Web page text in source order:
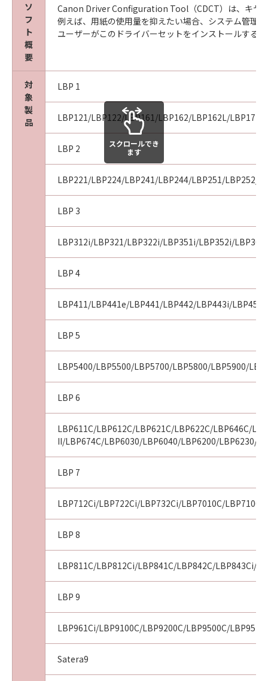
関する警告ウィンドウが表示されることを承諾
するものとします。
９．契約期間
(1) 本契約書は、お客様が、『同意』を示す下
記のボタンをクリックした時点、または「本ソ
フトウェア」を使用した時点で発効し、下記(2)
または(3)により終了されるまで有効に存続しま
す。
(2) お客様は、「本ソフトウェア」およびその
複製物のすべてを廃棄および消去することによ
(3) お客様が本契約書のいずれかの条項に違反
した場合、本契約書は直ちに終了します。
(4) お客様は、上記(3)によって本契約書が終了
した場合、速やかに、「本ソフトウェア」およ
びその複製物のすべてを廃棄または消去するも
のとします。
(5) 上記にかかわらず、本契約書第2条、第4条
から第7条まで、第8条第4項および第10条の規
定は、本契約書の終了後も効力を有します。
10．U.S. GOVERNMENT RESTRICTED RIGHTS
NOTICE
関また団体を意味します。もしお客様が米国政
府エンドユーザーである場合、以下の規定が適
用されます：The SOFTWARE is a "commercial
item," as that term is defined at 48 C.F.R.
2.101 (Oct 1995), consisting of "commercial
computer software" and "commercial
computer software documentation," as such
terms are used in 48 C.F.R. 12.212 (Sept 1995).
Consistent with 48 C.F.R. 12.212 and 48 C.F.R.
227.7202-1 through 227.7202-4 (June 1995),
all U.S. Government End Users shall acquire
the SOFTWARE with only those rights set
Shimomaruko 3-chome, Ohta-ku, Tokyo 146-
8501, Japan.
本契約書中で定義される「本ソフトウェア」を
意味し、指し示すものとします。
11．分離可能性
本契約書のいずれかの条項またはその一部が法
律により無効であると決定された場合でも、そ
ソ
フ
ト
概
要
Canon Driver Configuration Tool（CDCT）は、キヤ
例えば、用紙の使用量を抑えたい場合、システム管理
ユーザーがこのドライバーセットをインストールする
対
象
製
品
LBP 1
LBP121/LBP122/LBP161/LBP162/LBP162L/
LBP 2
LBP221/LBP224/LBP241/LBP244/LBP251/LBP252/
LBP 3
LBP312i/LBP321/LBP322i/LBP351i/LBP352i/
LBP 4
LBP411/LBP441e/LBP441/LBP442/LBP443i/
LBP 5
LBP5400/LBP5500/LBP5700/LBP5800/LBP5900/
LBP 6
LBP611C/LBP612C/LBP621C/LBP622C/LBP646C/
II/LBP674C/LBP6030/LBP6040/LBP6200/LBP6230/
LBP 7
LBP712Ci/LBP722Ci/LBP732Ci/LBP7010C/
LBP 8
LBP811C/LBP812Ci/LBP841C/LBP842C/LBP843Ci/
LBP 9
LBP961Ci/LBP9100C/LBP9200C/LBP9500C/
Satera9
スクロールでき
ます